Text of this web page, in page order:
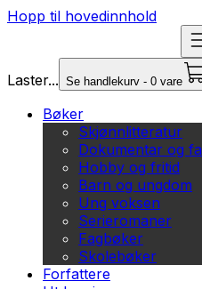
Hopp til hovedinnhold
Laster... Se handlekurv - 0 vare
Bøker
Skjønnlitteratur
Dokumentar og
Hobby og fritid
Barn og ungdom
Ung voksen
Serieromaner
Fagbøker
Skolebøker
Forfattere